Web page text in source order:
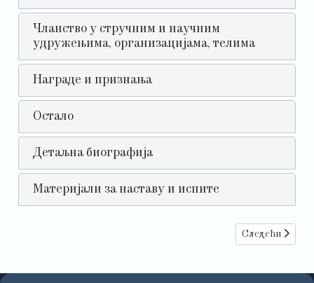
Чланство у стручним и научним
удружењима, организацијама, телима
Награде и признања
Остало
Детаљна биографија
Материјали за наставу и испите
Следећи
Следећи